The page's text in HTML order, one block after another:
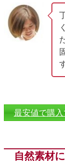
最安値で購
自然素材